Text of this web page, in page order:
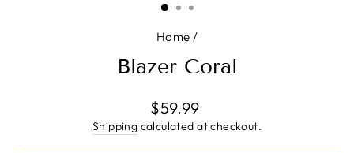
Home /
Blazer Coral
Regular
price
$59.99
Shipping calculated at checkout.